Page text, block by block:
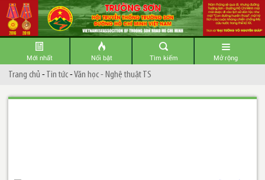
Mới nhất Nổi bật Tìm kiếm Mở rộng
Trang chủ -Tin tức-Văn học - Nghệ thuật TS